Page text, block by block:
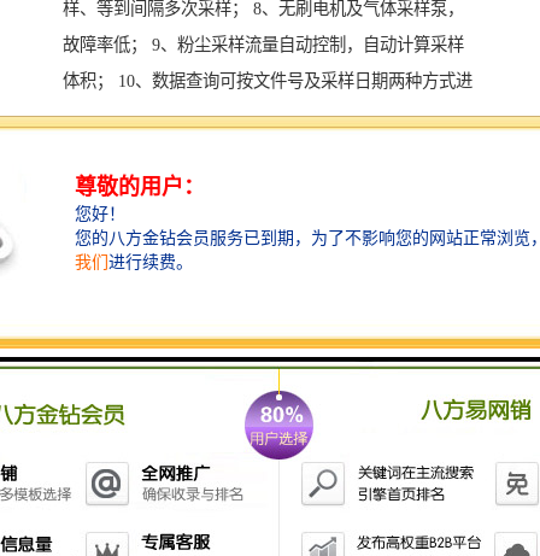
样、等到间隔多次采样； 8、无刷电机及气体采样泵，
故障率低； 9、粉尘采样流量自动控制，自动计算采样
体积； 10、数据查询可按文件号及采样日期两种方式进
行； 11、故障自动保护，数据自动记忆，参数软件标定
动调整到良好的工作状态； 13、接口能进行数据传输及
打印。